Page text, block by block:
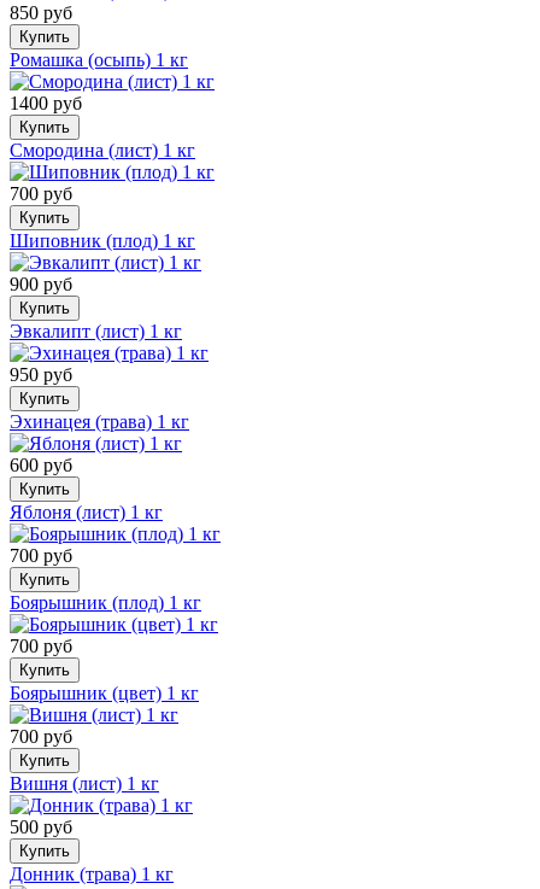
850 руб
Купить
Ромашка (осыпь) 1 кг
1400 руб
Купить
Смородина (лист) 1 кг
700 руб
Купить
Шиповник (плод) 1 кг
900 руб
Купить
Эвкалипт (лист) 1 кг
950 руб
Купить
Эхинацея (трава) 1 кг
600 руб
Купить
Яблоня (лист) 1 кг
700 руб
Купить
Боярышник (плод) 1 кг
700 руб
Купить
Боярышник (цвет) 1 кг
700 руб
Купить
Вишня (лист) 1 кг
500 руб
Купить
Донник (трава) 1 кг